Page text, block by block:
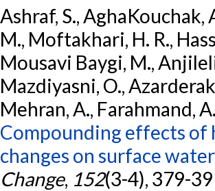
Ashraf, S., AghaKouchak,
M., Moftakhari, H. R.,
Mousavi Baygi, M.,
Mazdiyasni, O.,
Mehran, A., Farahmand,
Compounding effects of
changes on surface
Change, 152(3-4), 379-